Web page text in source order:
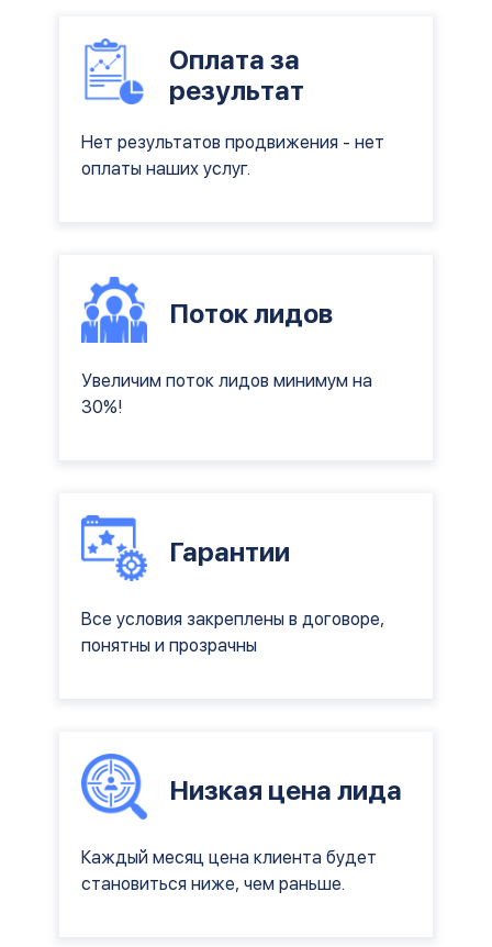
Оплата за
результат
Нет результатов продвижения - нет
оплаты наших услуг.
Поток лидов
Увеличим поток лидов минимум на
30%!
Гарантии
Все условия закреплены в договоре,
понятны и прозрачны
Низкая цена лида
Каждый месяц цена клиента будет
становиться ниже, чем раньше.